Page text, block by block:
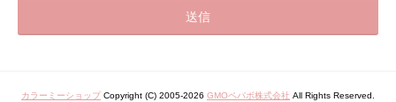
カラーミーショップ Copyright (C) 2005-2026 GMOペパボ株式会社 All Rights Reserved.